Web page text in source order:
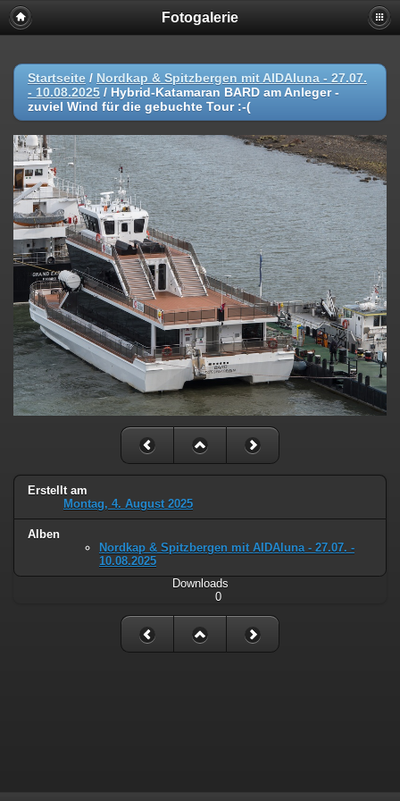
Fotogalerie
Startseite / Nordkap & Spitzbergen mit AIDAluna - 27.07.
- 10.08.2025 / Hybrid-Katamaran BARD am Anleger -
zuviel Wind für die gebuchte Tour :-(
Erstellt am
Montag, 4. August 2025
Alben
Nordkap & Spitzbergen mit AIDAluna - 27.07. -
10.08.2025
Downloads
0